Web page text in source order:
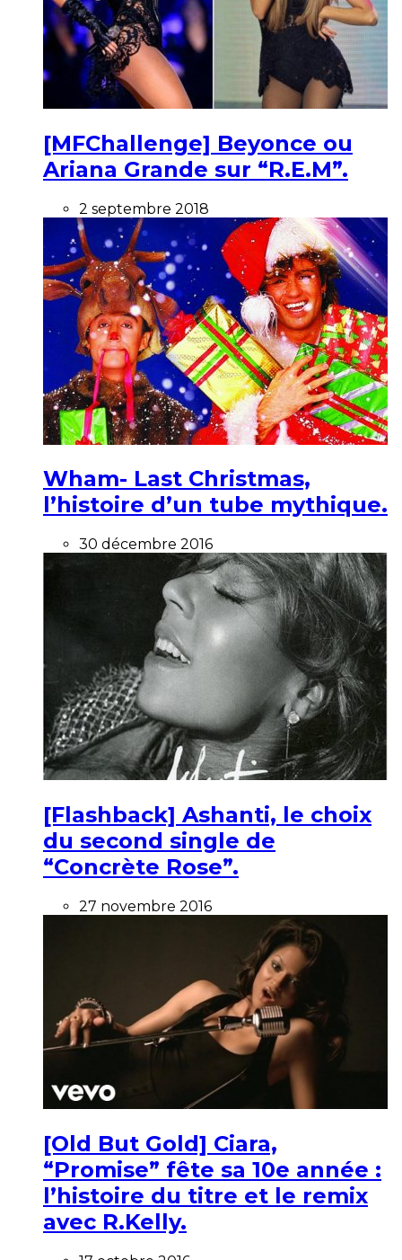
[MFChallenge] Beyonce ou
Ariana Grande sur “R.E.M”.
2 septembre 2018
Wham- Last Christmas,
l’histoire d’un tube mythique.
30 décembre 2016
[Flashback] Ashanti, le choix
du second single de
“Concrète Rose”.
27 novembre 2016
[Old But Gold] Ciara,
“Promise” fête sa 10e année :
l’histoire du titre et le remix
avec R.Kelly.